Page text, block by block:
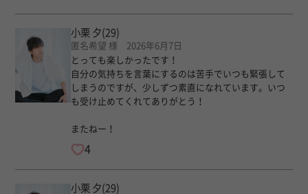
小栗 夕(29)
匿名希望 様 2026年6月7日
とっても楽しかったです！
自分の気持ちを言葉にするのは苦手でいつも緊張して
しまうのですが、少しずつ素直になれています。いつ
も受け止めてくれてありがとう！
またねー！
4
小栗 夕(29)